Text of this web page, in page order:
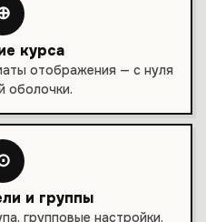
курса
отображения — с нуля
оболочки.
и группы
групповые настройки.